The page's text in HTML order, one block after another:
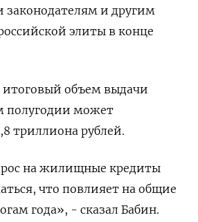
законодателям и другим
элиты в конце
объем выдачи
полугодии может
триллиона рублей.
на жилищные кредиты
что повлияет на общие
года», - сказал Бабин.